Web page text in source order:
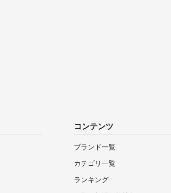
コンテンツ
ブランド一覧
カテゴリ一覧
ランキング